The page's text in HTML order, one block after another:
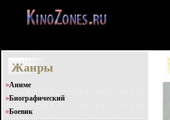
Жанры
»Аниме
»Биографический
»Боевик